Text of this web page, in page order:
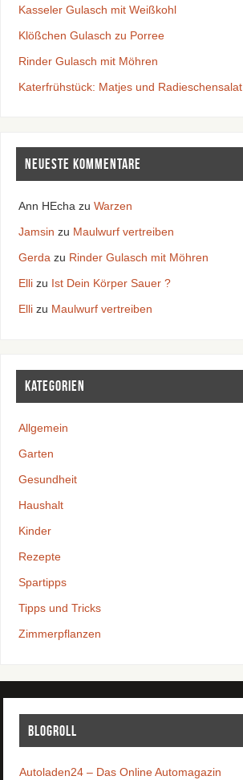
Kasseler Gulasch mit Weißkohl
Klößchen Gulasch zu Porree
Rinder Gulasch mit Möhren
Katerfrühstück: Matjes und Radieschensalat
Neueste Kommentare
Ann HEcha zu Warzen
Jamsin zu Maulwurf vertreiben
Gerda zu Rinder Gulasch mit Möhren
Ellizu Ist Dein Körper Sauer ?
Ellizu Maulwurf vertreiben
Kategorien
Allgemein
Garten
Gesundheit
Haushalt
Kinder
Rezepte
Spartipps
Tipps und Tricks
Zimmerpflanzen
Blogroll
Autoladen24 – Das Online Automagazin